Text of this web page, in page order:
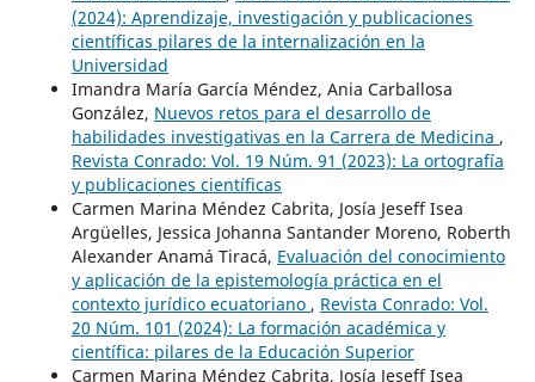
(2024): Aprendizaje, investigación y publicaciones
científicas pilares de la internalización en la
Universidad
Imandra María García Méndez, Ania Carballosa
González, Nuevos retos para el desarrollo de
habilidades investigativas en la Carrera de Medicina ,
Revista Conrado: Vol. 19 Núm. 91 (2023): La ortografía
y publicaciones científicas
Carmen Marina Méndez Cabrita, Josía Jeseff Isea
Argüelles, Jessica Johanna Santander Moreno, Roberth
Alexander Anamá Tiracá, Evaluación del conocimiento
y aplicación de la epistemología práctica en el
contexto jurídico ecuatoriano , Revista Conrado: Vol.
20 Núm. 101 (2024): La formación académica y
científica: pilares de la Educación Superior
Carmen Marina Méndez Cabrita, Josía Jeseff Isea